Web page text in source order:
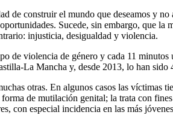
de construir el mundo que deseamos y
Sucede, sin embargo, que la
injusticia, desigualdad y violencia.
de violencia de género y cada 11
La Mancha y, desde 2013, lo han
otras. En algunos casos las víctimas
de mutilación genital; la trata con
con especial incidencia en las más